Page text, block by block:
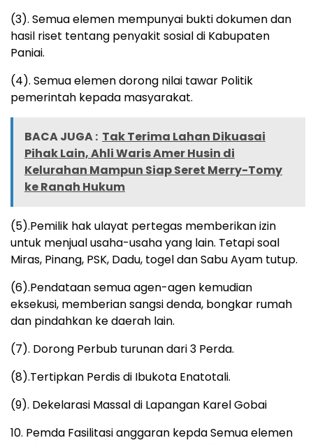
(3). Semua elemen mempunyai bukti dokumen dan
hasil riset tentang penyakit sosial di Kabupaten
Paniai.
(4). Semua elemen dorong nilai tawar Politik
pemerintah kepada masyarakat.
BACA JUGA : Tak Terima Lahan Dikuasai
Pihak Lain, Ahli Waris Amer Husin di
Kelurahan Mampun Siap Seret Merry-Tomy
ke Ranah Hukum
(5).Pemilik hak ulayat pertegas memberikan izin
untuk menjual usaha-usaha yang lain. Tetapi soal
Miras, Pinang, PSK, Dadu, togel dan Sabu Ayam tutup.
(6).Pendataan semua agen-agen kemudian
eksekusi, memberian sangsi denda, bongkar rumah
dan pindahkan ke daerah lain.
(7). Dorong Perbub turunan dari 3 Perda.
(8).Tertipkan Perdis di Ibukota Enatotali.
(9). Dekelarasi Massal di Lapangan Karel Gobai
10. Pemda Fasilitasi anggaran kepda Semua elemen